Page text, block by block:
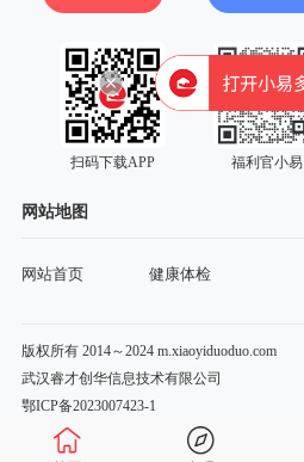
扫码下载APP 福利官小易
网站地图
网站首页 健康体检
版权所有 2014～2024 m.xiaoyiduoduo.com
武汉睿才创华信息技术有限公司
鄂ICP备2023007423-1